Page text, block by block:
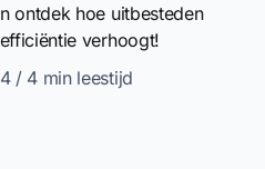
ontdek hoe uitbesteden
verhoogt!
/ 4 min leestijd